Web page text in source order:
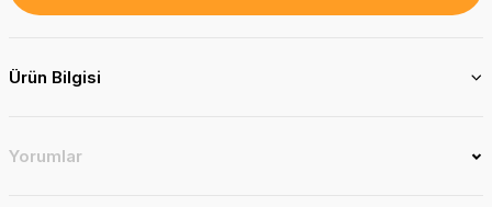
Ürün Bilgisi
Yorumlar